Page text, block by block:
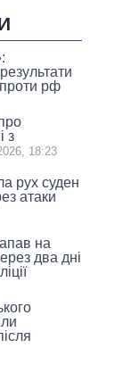
проти рф
з
18:23
рух суден
атаки
на
два дні